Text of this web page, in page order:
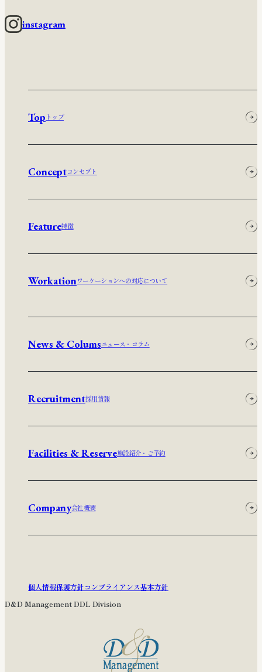
instagram
Top トップ
Conceptコンセプト
Feature特徴
Workationワーケーションへの対応について
News & Columsニュース・コラム
Recruitment採用情報
Facilities & Reserve施設紹介・ご予約
Company会社概要
個人情報保護方針コンプライアンス基本方針
D&D Management DDL Division